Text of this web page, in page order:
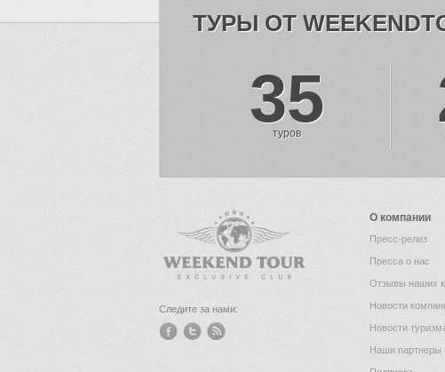
ТУРЫ ОТ
35
туров
Следите за нами:
О компании
Пресс-релиз
Пресса о нас
Отзывы наших
Новости
Новости
Наши партнеры